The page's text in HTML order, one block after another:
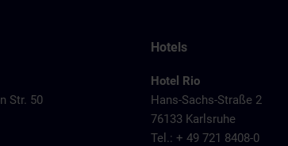
Str. 50
Hotels
Hotel Rio
Hans-Sachs-Straße 2
76133 Karlsruhe
Tel.: + 49 721 8408-0